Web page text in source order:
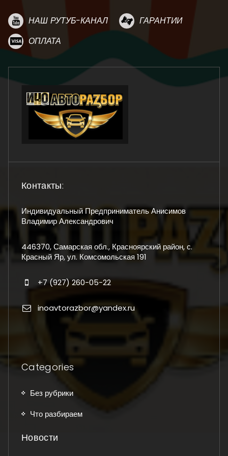
НАШ РУТУБ-КАНАЛ
ГАРАНТИИ
ОПЛАТА
Контакты:
Индивидуальный Предприниматель Анисимов
Владимир Александрович
446370, Самарская обл., Красноярский район, с.
Красный Яр, ул. Комсомольская 191
+7 (927) 260-05-22
inoavtorazbor@yandex.ru
Categories
Без рубрики
Что разбираем
Новости